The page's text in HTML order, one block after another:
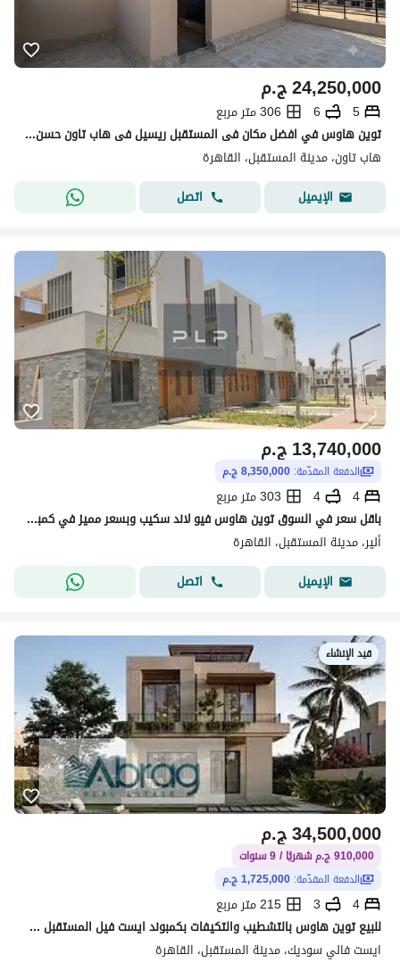
ج.م24,250,000
5
6
306 متر مربع
توين هاوس في افضل مكان فى المستقبل ريسيل فى هاب تاون حسن علام
هاب تاون، مدينة المستقبل، القاهرة
الإيميل
اتصل
ج.م13,740,000
الدفعة المقدّمة: 8,350,000 ج.م
4
4
303 متر مربع
باقل سعر في السوق توين هاوس فيو لاند سكيب وبسعر مميز في كمبوند أليرا الاهلي صبور مدينه المستقبل Alairea
ألير، مدينة المستقبل، القاهرة
الإيميل
اتصل
قيد الإنشاء
ج.م34,500,000
910,000 ج.م شهريًا / 9 سنوات
الدفعة المقدّمة: 1,725,000 ج.م
4
3
215 متر مربع
للبيع توين هاوس بالتشطيب والتكيفات بكمبوند ايست فيل المستقبل سيتي
ايست فالي سوديك، مدينة المستقبل، القاهرة